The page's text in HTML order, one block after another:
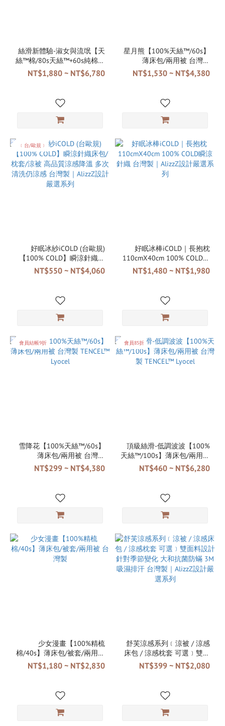
絲滑新體驗-淑女與流氓【天
絲™棉/80s天絲™+60s純棉】
薄床包/被套/兩用被 台灣製
TENCEL™ Lyocel
NT$1,880 ~ NT$6,780
星月熊【100%天絲™/60s】
薄床包/兩用被 台灣製
TENCEL™ Lyocel
NT$1,530 ~ NT$4,380
﹝台/歐規﹞
好眠冰紗iCOLD (台歐規)
【100% COLD】瞬涼針織床
包/枕套/涼被 高品質涼感降
溫 多次清洗仍涼感 台灣製｜
NT$550 ~ NT$4,060
好眠冰棒iCOLD｜長抱枕
110cmX40cm 100% COLD瞬
涼針織 台灣製｜AlizzZ設計
嚴選系列
NT$1,480 ~ NT$1,980
會員結帳9折
雪降花【100%天絲™/60s】
薄床包/兩用被 台灣製
TENCEL™ Lyocel
NT$299 ~ NT$4,380
會員85折
頂級絲滑-低調波波【100%
天絲™/100s】薄床包/兩用被
台灣製 TENCEL™ Lyocel
NT$460 ~ NT$6,280
少女漫畫【100%精梳
棉/40s】薄床包/被套/兩用被
台灣製
NT$1,180 ~ NT$2,830
舒芙涼感系列﹝涼被 / 涼感
床包 / 涼感枕套 可選﹞雙面
料設計 針對季節變化 大和抗
菌防蟎 3M吸濕排汗 台灣製
NT$399 ~ NT$2,080